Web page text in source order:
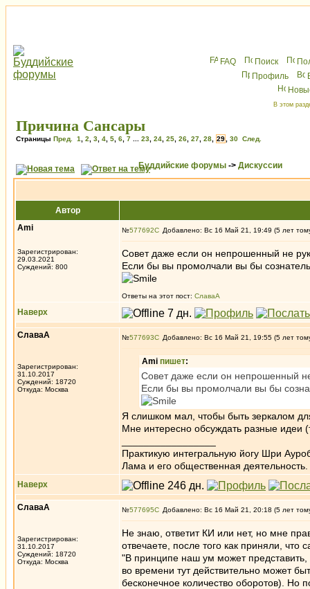
FAQ Поиск
Профиль
В этом
Причина Сансары
Страницы Пред. 1 2 3 4 5 6 7 23 24 25 26 27 28 29 30 След.
Буддийские форумы -> Дискуссии
Автор
Ami
Зарегистрирован:
29.03.2021
Суждений: 800
№577692 Добавлено: Вс 16 Май 21, 19:49 (5 лет
Совет даже если он непрошенный не
Если бы вы промолчали вы бы
Ответы на этот пост: СлаваА
Наверх
СлаваА
Зарегистрирован:
31.10.2017
Суждений: 18720
Откуда: Москва
№577693 Добавлено: Вс 16 Май 21, 19:55 (5 лет
Ami пишет:
Совет даже если он непрошенный
Если бы вы промолчали вы бы
Я слишком мал, чтобы быть зеркалом
Мне интересно обсуждать разные идеи
Практикую интегральную йогу Шри
Лама и его общественная деятельность.
Наверх
СлаваА
Зарегистрирован:
31.10.2017
Суждений: 18720
Откуда: Москва
№577695 Добавлено: Вс 16 Май 21, 20:18 (5 лет
Не знаю, ответит КИ или нет, но мне
отвечаете, после того как приняли, что
"В принципе наш ум может представить,
во времени тут действительно может
бесконечное количество оборотов). Но